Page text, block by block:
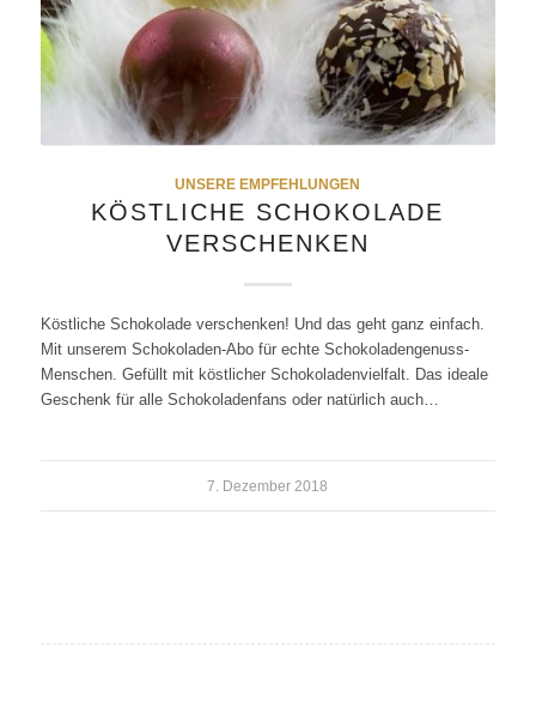
UNSERE EMPFEHLUNGEN
KÖSTLICHE SCHOKOLADE
VERSCHENKEN
Köstliche Schokolade verschenken! Und das geht ganz einfach.
Mit unserem Schokoladen-Abo für echte Schokoladengenuss-
Menschen. Gefüllt mit köstlicher Schokoladenvielfalt. Das ideale
Geschenk für alle Schokoladenfans oder natürlich auch…
7. Dezember 2018